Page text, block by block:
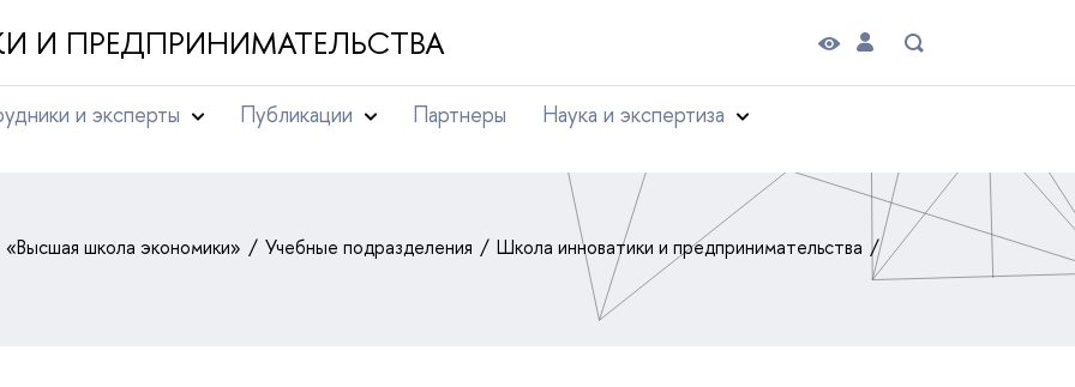
И ПРЕДПРИНИМАТЕЛЬСТВА
и эксперты Публикации Партнеры Наука и экспертиза
«Высшая школа экономики» Учебные подразделения Школа инноватики и предпринимательства